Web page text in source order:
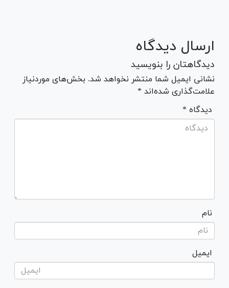
ارسال دیدگاه
دیدگاهتان را بنویسید
نشانی ایمیل شما منتشر نخواهد شد. بخش‌های موردنیاز
علامت‌گذاری شده‌اند *
* دیدگاه
نام
ایمیل